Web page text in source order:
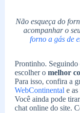
Não esqueça do
acompanhar o
forno a gás de
Prontinho. Seguindo
escolher o melhor
Para isso, confira a
WebContinental e as
Você ainda pode
chat online do site.